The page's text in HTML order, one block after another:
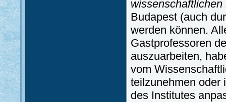
wissenschaftlichen
Budapest (auch
werden können.
Gastprofessoren
auszuarbeiten,
vom
teilzunehmen oder
des Institutes